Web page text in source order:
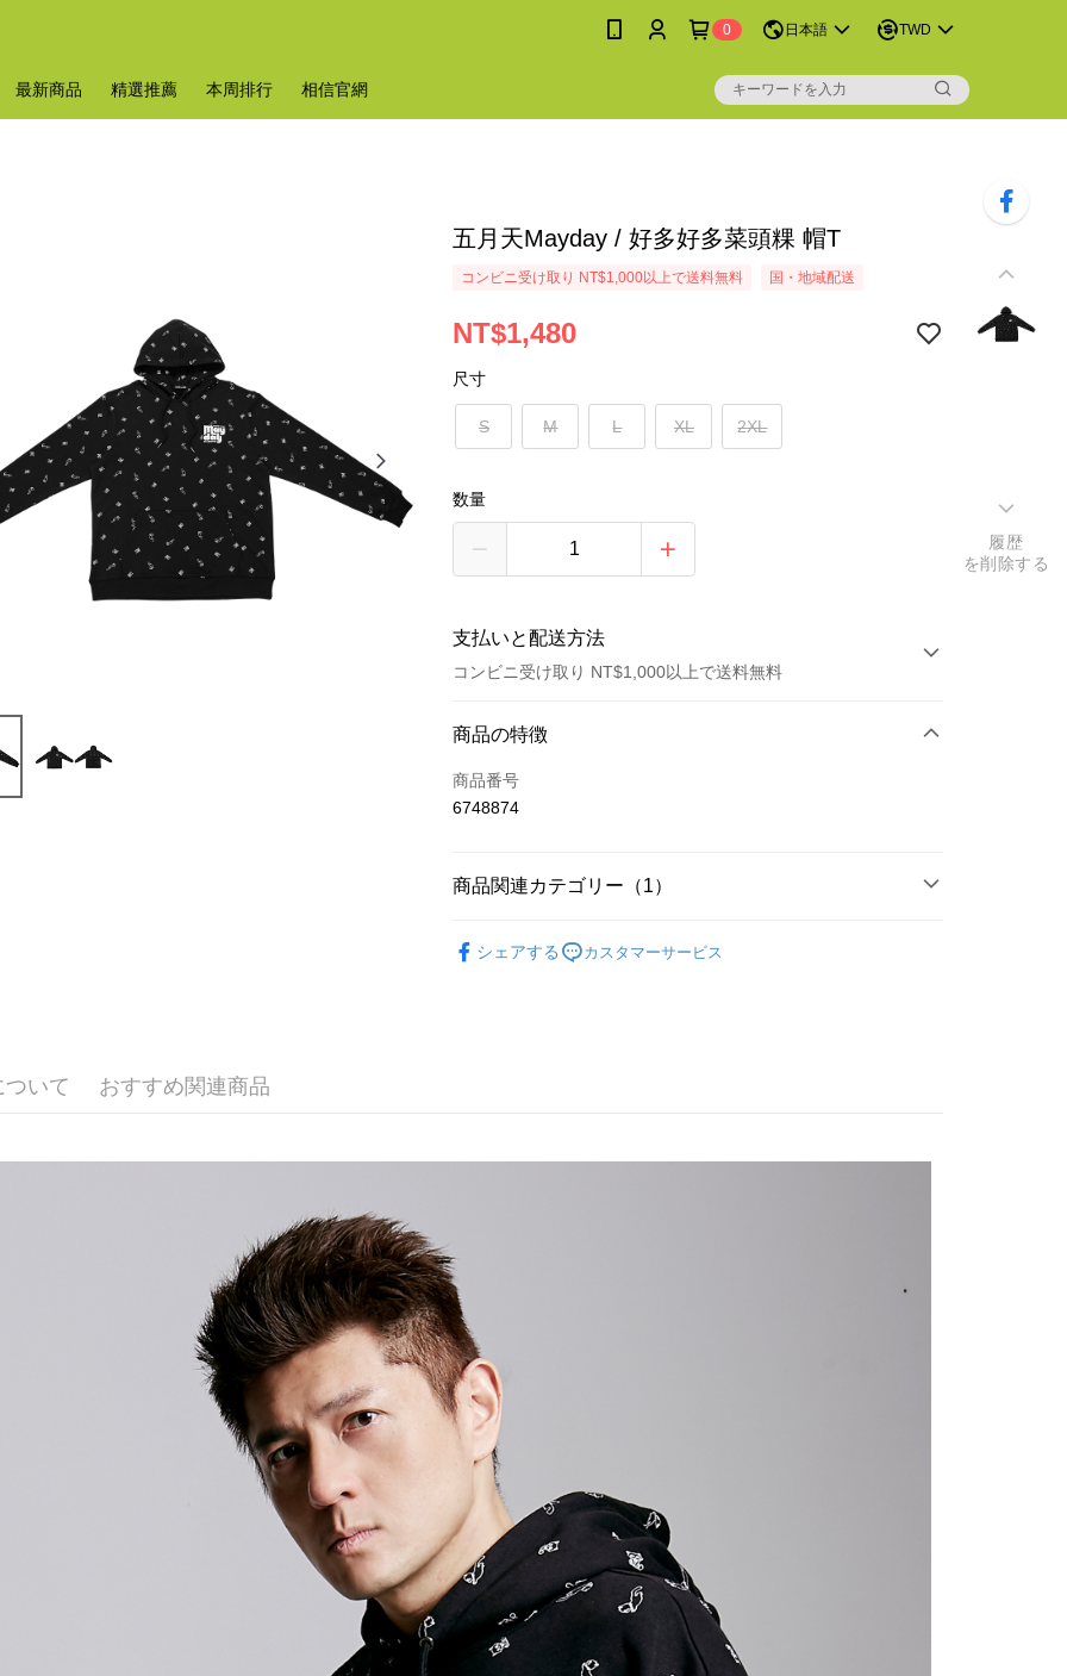
0 日本語 TWD
最新商品 精選推薦 本周排行 相信官網
五月天Mayday / 好多好多菜頭粿 帽T
コンビニ受け取り NT$1,000以上で送料無料 国・地域配送
NT$1,480
尺寸
S M L XL 2XL
数量
支払いと配送方法
コンビニ受け取り NT$1,000以上で送料無料
お支払い方法
クレジットカード1回払い
コンビニ店頭代金引換
Easy Wallet
付款後全家取貨
配送毎にNT$65、NT$1,000以上で送料無料
7-11取貨付款
配送毎にNT$65、NT$1,000以上で送料無料
付款後7-11取貨
配送毎にNT$65、NT$1,000以上で送料無料
宅配
配送毎にNT$85、NT$1,000以上で送料無料
海外地區配送
商品の特徴
商品番号
6748874
商品関連カテゴリー（1）
シェアする
カスタマーサービス
いて おすすめ関連商品
履歴
を削除する